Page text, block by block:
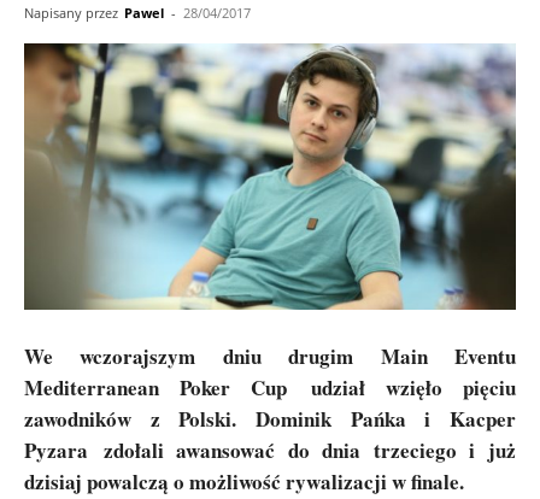
Napisany przez Pawel - 28/04/2017
We wczorajszym dniu drugim Main Eventu
Mediterranean Poker Cup udział wzięło pięciu
zawodników z Polski. Dominik Pańka i Kacper
Pyzara zdołali awansować do dnia trzeciego i już
dzisiaj powalczą o możliwość rywalizacji w finale.